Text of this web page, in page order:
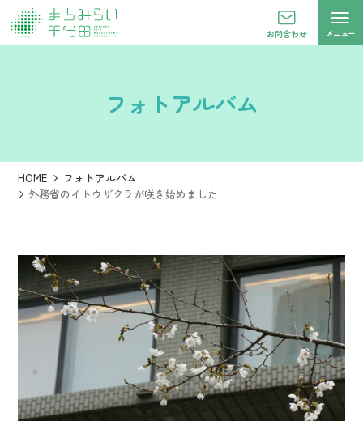
お問合わせ メニュー
フォトアルバム
HOME
フォトアルバム
外務省のイトウザクラが咲き始めました